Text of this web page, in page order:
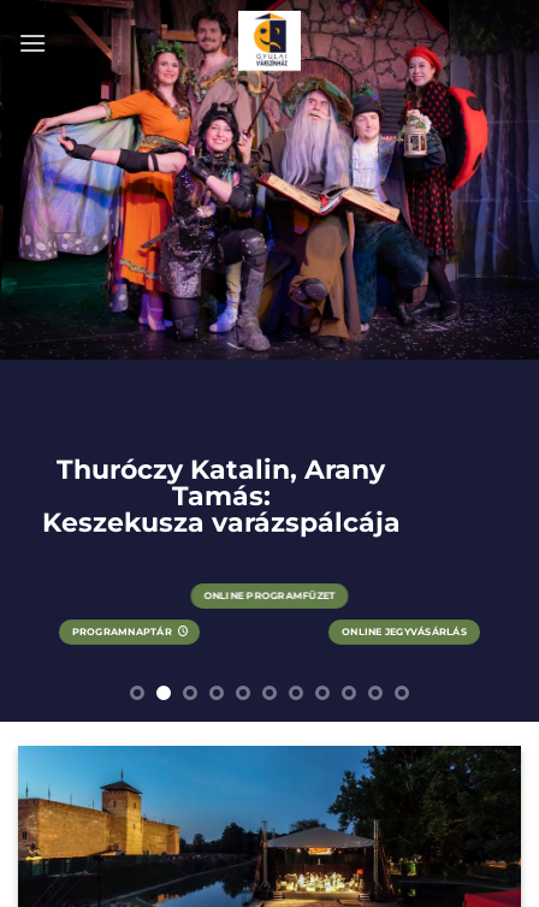
Thuróczy Katalin, Arany
Tamás:
Keszekusza varázspálcája
ONLINE JEGYVÁSÁRLÁS
PROGRAMNAPTÁR
ONLINE PROGRAMFÜZET